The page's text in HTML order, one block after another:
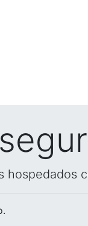
hospedados